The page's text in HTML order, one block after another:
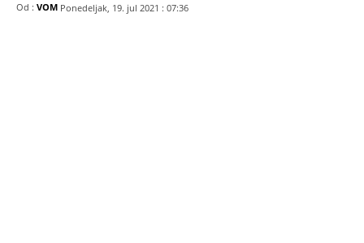
Od : VOM Ponedeljak, 19. jul 2021 : 07:36